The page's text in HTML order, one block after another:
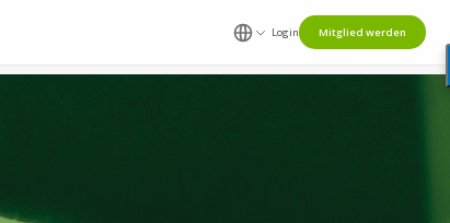
Login Mitglied werden